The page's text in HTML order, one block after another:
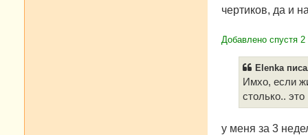
чертиков, да и
Добавлено спустя
Elenka
Имхо, если
столько..
у меня за 3